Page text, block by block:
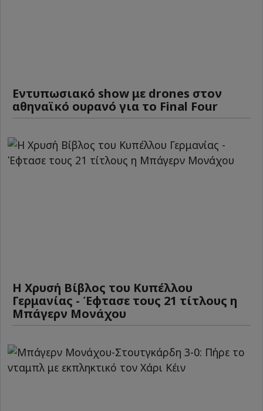
Εντυπωσιακό show με drones στον
αθηναϊκό ουρανό για το Final Four
Η Χρυσή Βίβλος του Κυπέλλου
Γερμανίας - Έφτασε τους 21 τίτλους η
Μπάγερν Μονάχου